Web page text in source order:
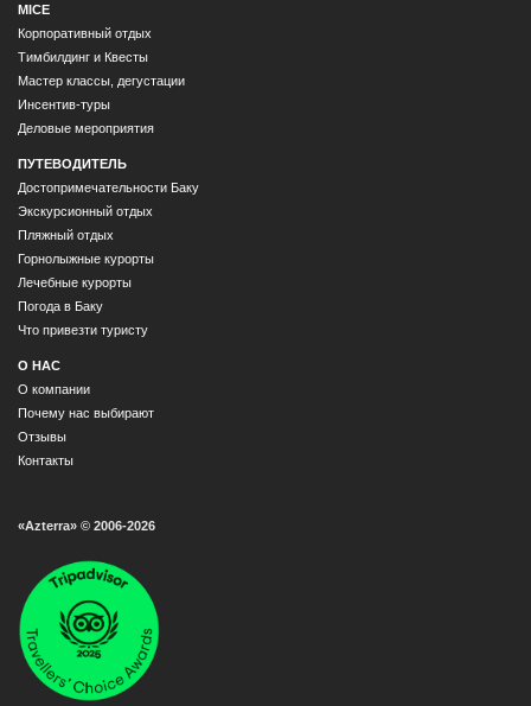
MICE
Корпоративный отдых
Тимбилдинг и Квесты
Мастер классы, дегустации
Инсентив-туры
Деловые мероприятия
ПУТЕВОДИТЕЛЬ
Достопримечательности Баку
Экскурсионный отдых
Пляжный отдых
Горнолыжные курорты
Лечебные курорты
Погода в Баку
Что привезти туристу
О НАС
О компании
Почему нас выбирают
Отзывы
Контакты
«Azterra» © 2006-2026